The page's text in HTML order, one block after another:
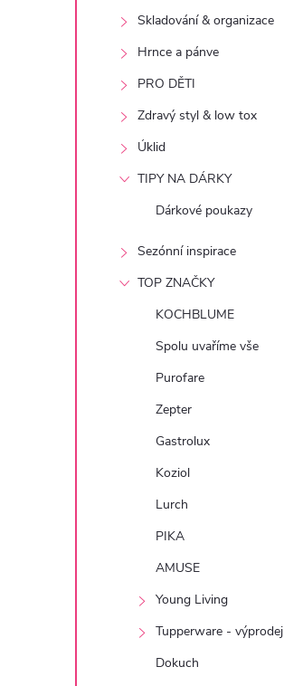
Skladování & organizace
Hrnce a pánve
PRO DĚTI
Zdravý styl & low tox
Úklid
TIPY NA DÁRKY
Dárkové poukazy
Sezónní inspirace
TOP ZNAČKY
KOCHBLUME
Spolu uvaříme vše
Purofare
Zepter
Gastrolux
Koziol
Lurch
PIKA
AMUSE
Young Living
Tupperware - výprodej
Dokuch